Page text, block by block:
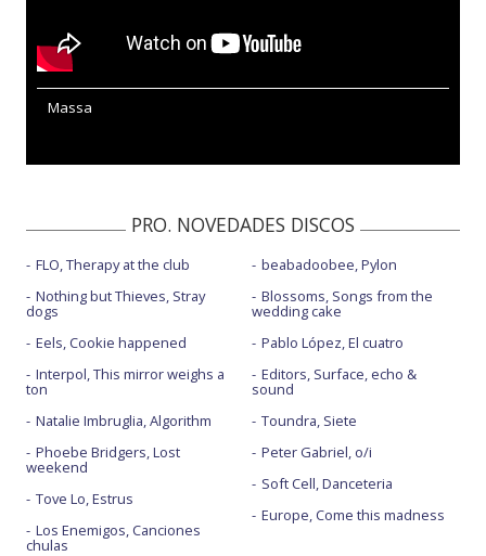
Massa
PRO. NOVEDADES DISCOS
FLO, Therapy at the club
Nothing but Thieves, Stray
dogs
Eels, Cookie happened
Interpol, This mirror weighs a
ton
Natalie Imbruglia, Algorithm
Phoebe Bridgers, Lost
weekend
Tove Lo, Estrus
Los Enemigos, Canciones
chulas
beabadoobee, Pylon
Blossoms, Songs from the
wedding cake
Pablo López, El cuatro
Editors, Surface, echo &
sound
Toundra, Siete
Peter Gabriel, o/i
Soft Cell, Danceteria
Europe, Come this madness